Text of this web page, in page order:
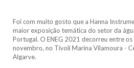
Foi com muito gosto que a Hanna
maior exposição temática do setor da
Portugal. O ENEG 2021 decorreu entre
novembro, no Tivoli Marina Vilamoura -
Algarve.